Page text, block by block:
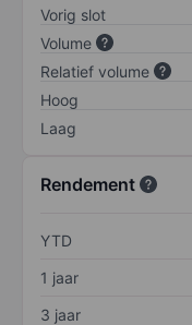
Vorig slot
Volume
Relatief volume
Hoog
Laag
Rendement
YTD
1 jaar
3 jaar